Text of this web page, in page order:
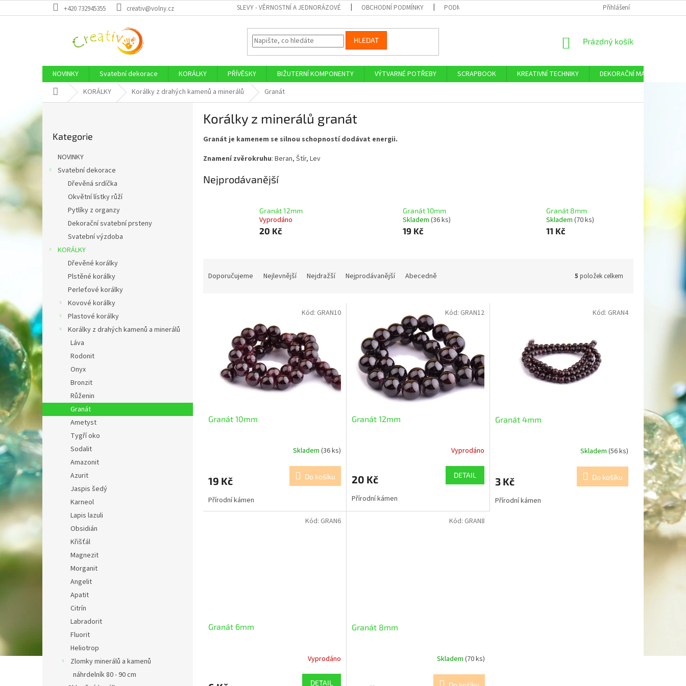
na
+420 732945355 creativ@volny.cz SLEVY - VĚRNOSTNÍ A JEDNORÁZOVÉ OBCHODNÍ PODMÍNKY PODMÍNKY OCHRANY OSOBNÍCH ÚDAJŮ DOPRAVA A PLATBA
Přihlášení
HLEDAT
NÁKUPNÍ
Prázdný košík
NOVINKY Svatební dekorace KORÁLKY PŘÍVĚSKY BIŽUTERNÍ KOMPONENTY VÝTVARNÉ POTŘEBY SCRAPBOOK KREATIVNÍ TECHNIKY
DEKORAČNÍ MATERIÁL
Domů KORÁLKY Korálky z drahých kamenů a minerálů Granát
P
o
p
a
n
kategorie
Kategorie
NOVINKY
Svatební dekorace
Dřevěná srdíčka
Okvětní lístky růží
Pytlíky z organzy
Dekorační svatební prsteny
Svatební výzdoba
KORÁLKY
Dřevěné korálky
Plstěné korálky
Perleťové korálky
Kovové korálky
Plastové korálky
Korálky z drahých kamenů a minerálů
Láva
Rodonit
Onyx
Bronzit
Růženin
Granát
Ametyst
Tygří oko
Sodalit
Amazonit
Azurit
Jaspis šedý
Karneol
Lapis lazuli
Obsidián
Křišťál
Magnezit
Morganit
Angelit
Apatit
Citrín
Labradorit
Fluorit
Heliotrop
Zlomky minerálů a kamenů
náhrdelník 80 - 90 cm
Korálky z minerálů granát
Granát je kamenem se silnou schopností dodávat energii.
Znamení zvěrokruhu: Beran, Štír, Lev
Nejprodávanější
Granát 12mm
Vyprodáno
20 Kč
Granát 10mm
Skladem (36 ks)
19 Kč
Granát 8mm
Skladem (70 ks)
11 Kč
Doporučujeme Nejlevnější Nejdražší Nejprodávanější Abecedně 5 položek celkem
Granát 10mm
Skladem (36 ks)
19 Kč Do košíku
Přírodní kámen
Kód: GRAN10
Granát 12mm
Vyprodáno
20 Kč DETAIL
Přírodní kámen
Kód: GRAN12
Granát 4mm
Skladem (56 ks)
3 Kč Do košíku
Přírodní kámen
Kód: GRAN4
Granát 6mm
Vyprodáno
DETAIL
Kód: GRAN6
Granát 8mm
Skladem (70 ks)
Kód: GRAN8